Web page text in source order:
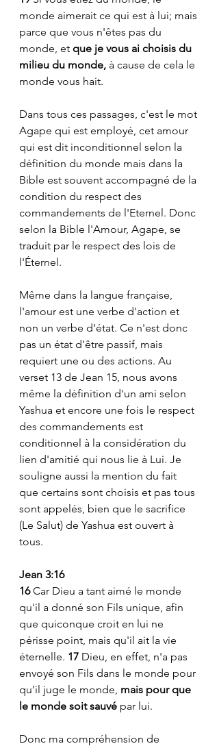
monde aimerait ce qui est à lui; mais
parce que vous n'êtes pas du
monde, et que je vous ai choisis du
milieu du monde, à cause de cela le
monde vous hait.
Dans tous ces passages, c'est le mot
Agape qui est employé, cet amour
qui est dit inconditionnel selon la
définition du monde mais dans la
Bible est souvent accompagné de la
condition du respect des
commandements de l'Eternel. Donc
selon la Bible l'Amour, Agape, se
traduit par le respect des lois de
l'Éternel.
Même dans la langue française,
l'amour est une verbe d'action et
non un verbe d'état. Ce n'est donc
pas un état d'être passif, mais
requiert une ou des actions. Au
verset 13 de Jean 15, nous avons
même la définition d'un ami selon
Yashua et encore une fois le respect
des commandements est
conditionnel à la considération du
lien d'amitié qui nous lie à Lui. Je
souligne aussi la mention du fait
que certains sont choisis et pas tous
sont appelés, bien que le sacrifice
(Le Salut) de Yashua est ouvert à
tous.
Jean 3:16
16 Car Dieu a tant aimé le monde
qu'il a donné son Fils unique, afin
que quiconque croit en lui ne
périsse point, mais qu'il ait la vie
éternelle. 17 Dieu, en effet, n'a pas
envoyé son Fils dans le monde pour
qu'il juge le monde, mais pour que
le monde soit sauvé par lui.
Donc ma compréhension de